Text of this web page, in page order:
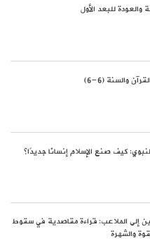
للبعد الأول
والسنة (6-6)
كيف صنع الإسلام إنسانًا جديدًا؟
إلى الملاعب: قراءة مقاصدية في سقوط
والشهرة